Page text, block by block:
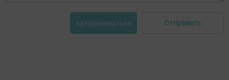
Авторизоваться Отправить